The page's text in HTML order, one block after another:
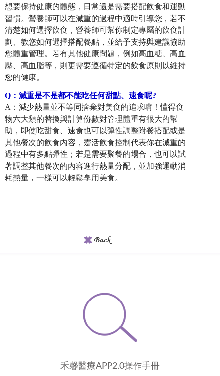
想要保持健康的體態，日常還是需要搭配飲食和運動
習慣。營養師可以在減重的過程中適時引導您，若不
清楚如何選擇飲食，營養師可幫你制定專屬的飲食計
劃、教您如何選擇搭配餐點，並給予支持與建議協助
您體重管理。若有其他健康問題，例如高血糖、高血
壓、高血脂等，則更需要遵循特定的飲食原則以維持
您的健康。
Q ： 減重是不是都不能吃任何甜點、速食呢?
A：減少熱量並不等同捨棄對美食的追求唷！懂得食
物六大類的替換與計算份數對管理體重有很大的幫
助，即使吃甜食、速食也可以彈性調整附餐搭配或是
其他餐次的飲食內容，靈活飲食控制代表你在減重的
過程中有多點彈性；若是需要聚餐的場合，也可以試
著調整其他餐次的內容進行熱量分配，並加強運動消
耗熱量，一樣可以輕鬆享用美食。
禾馨醫療APP2.0操作手冊